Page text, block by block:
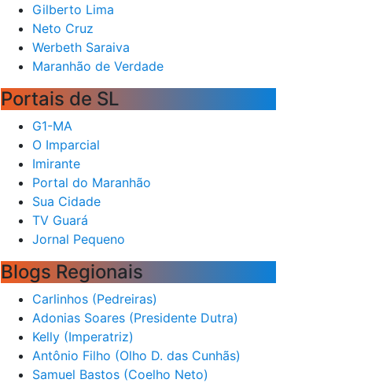
Gilberto Lima
Neto Cruz
Werbeth Saraiva
Maranhão de Verdade
Portais de SL
G1-MA
O Imparcial
Imirante
Portal do Maranhão
Sua Cidade
TV Guará
Jornal Pequeno
Blogs Regionais
Carlinhos (Pedreiras)
Adonias Soares (Presidente Dutra)
Kelly (Imperatriz)
Antônio Filho (Olho D. das Cunhãs)
Samuel Bastos (Coelho Neto)